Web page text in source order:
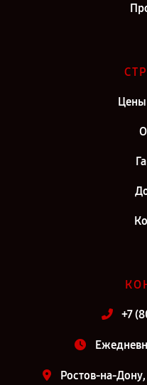
Цены
+7
Ростов-на-